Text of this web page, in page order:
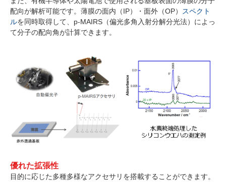
配向が解析可能です。薄膜の面内（IP）・面外（OP）
スペクト
ルを同時取得して、p-MAIRS（偏光多角入射分解分光法）によっ
て分子の配向角が計算できます。
優れた拡張性
目的に応じた多種多様なアクセサリを搭載することができます。